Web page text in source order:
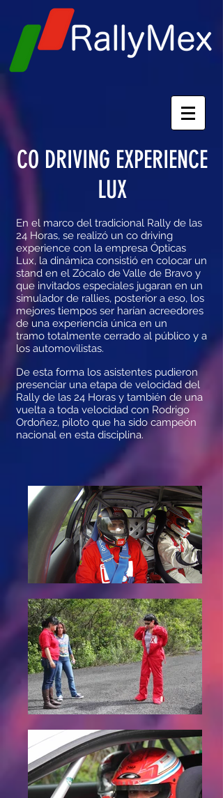
CO DRIVING EXPERIENCE
LUX
En el marco del tradicional Rally de las
24 Horas, se realizó un co driving
experience con la empresa Ópticas
Lux, la dinámica consistió en colocar un
stand en el Zócalo de Valle de Bravo y
que invitados especiales jugaran en un
simulador de rallies, posterior a eso, los
mejores tiempos ser harían acreedores
de una experiencia única en un
tramo totalmente cerrado al público y a
los automovilistas.
De esta forma los asistentes pudieron
presenciar una etapa de velocidad del
Rally de las 24 Horas y también de una
vuelta a toda velocidad con Rodrigo
Ordoñez, piloto que ha sido campeón
nacional en esta disciplina.